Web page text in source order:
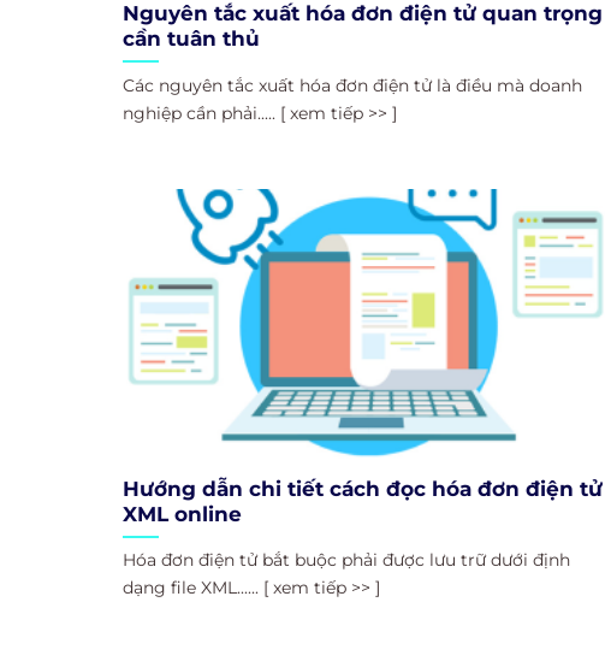
Nguyên tắc xuất hóa đơn điện tử quan trọng
cần tuân thủ
Các nguyên tắc xuất hóa đơn điện tử là điều mà doanh
nghiệp cần phải..... [ xem tiếp >> ]
Hướng dẫn chi tiết cách đọc hóa đơn điện tử
XML online
Hóa đơn điện tử bắt buộc phải được lưu trữ dưới định
dạng file XML...... [ xem tiếp >> ]